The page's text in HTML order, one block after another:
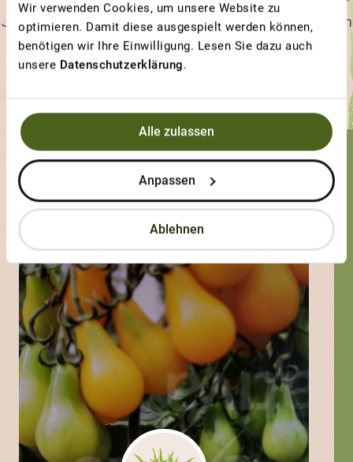
Wir verwenden Cookies, um unsere Website zu
optimieren. Damit diese ausgespielt werden können,
benötigen wir Ihre Einwilligung. Lesen Sie dazu auch
unsere Datenschutzerklärung.
Alle zulassen
Anpassen
Ablehnen
Jede ProSpecieRara-Sorte ist einzigartig im Aussehen, im
Geschmack und in ihren Bedürfnissen. Erfahre, an
welchen Sorten und an welchen Eigenschaften andere
Gärtnerinnen und Gärtner besonders viel Freude haben.
GEWINNERBEITRAG
BIRNENFÖRMIGE GELBE